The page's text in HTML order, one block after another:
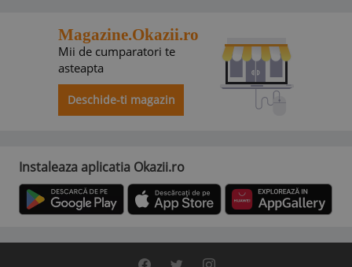
Magazine.Okazii.ro
Mii de cumparatori te
asteapta
Deschide-ti magazin
Instaleaza aplicatia Okazii.ro